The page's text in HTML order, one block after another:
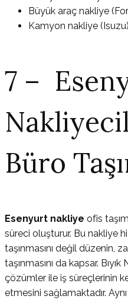
Büyük araç nakliye
Kamyon nakliye (Isuzu)
7 –
Büro
Esenyurt nakliye ofis
süreci oluşturur. Bu nakliye
taşınmasını değil düzenin,
taşınmasını da kapsar.
çözümler ile iş süreçlerinin
etmesini sağlamaktadır.